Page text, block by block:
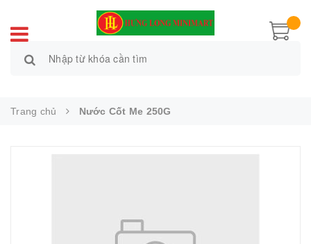
Trang chủ Nước Cốt Me 250G